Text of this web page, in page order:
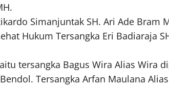
Simanjuntak SH. Ari Ade Bram
Hukum Tersangka Eri Badiaraja
tersangka Bagus Wira Alias Wira
Tersangka Arfan Maulana